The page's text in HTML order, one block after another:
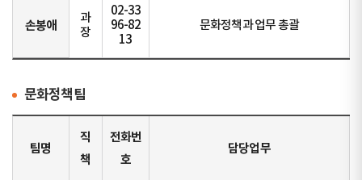
손봉애
과
장
02-33
96-82
13
문화정책과 업무 총괄
문화정책팀
팀명
직
책
전화번
호
담당업무